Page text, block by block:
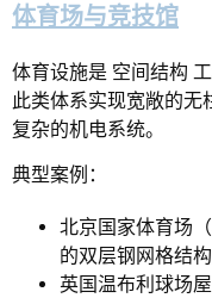
体育场与竞技馆
体育设施是 空间结构
此类体系实现宽敞的无
复杂的机电系统。
典型案例：
北京国家体育场
的双层钢网格结
英国温布利球场